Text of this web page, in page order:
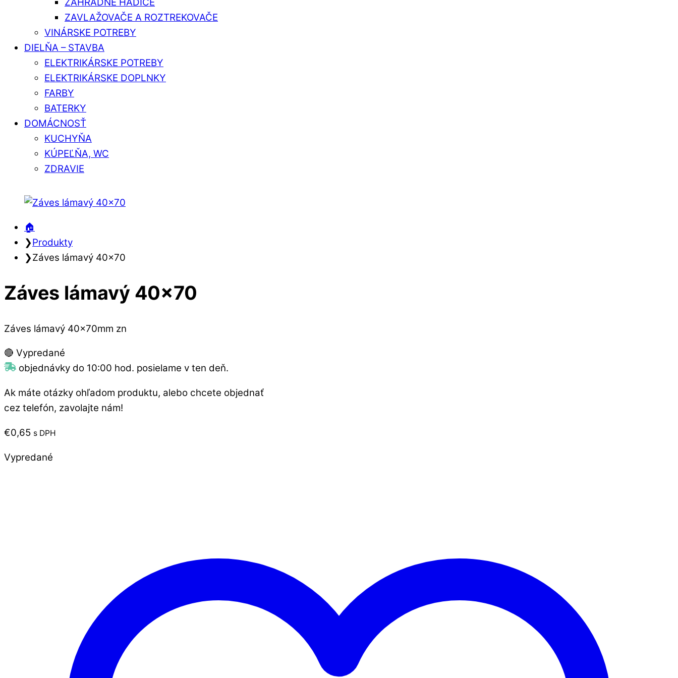
ZAVLAŽOVAČE A ROZTREKOVAČE
VINÁRSKE POTREBY
DIELŇA – STAVBA
ELEKTRIKÁRSKE POTREBY
ELEKTRIKÁRSKE DOPLNKY
FARBY
BATERKY
DOMÁCNOSŤ
KUCHYŇA
KÚPEĽŇA, WC
ZDRAVIE
Close
Close
🏠︎
❯Produkty
❯Záves lámavý 40×70
Záves lámavý 40×70
Záves lámavý 40x70mm zn
🔴 Vypredané
objednávky do 10:00 hod. posielame v ten deň.
Ak máte otázky ohľadom produktu, alebo chcete objednať
cez telefón, zavolajte nám!
€0,65 s DPH
Vypredané